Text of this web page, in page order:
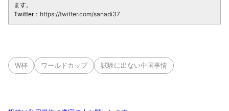
ます。
Twitter： https://twitter.com/sanadi37
W杯 ワールドカップ 試験に出ない中国事情